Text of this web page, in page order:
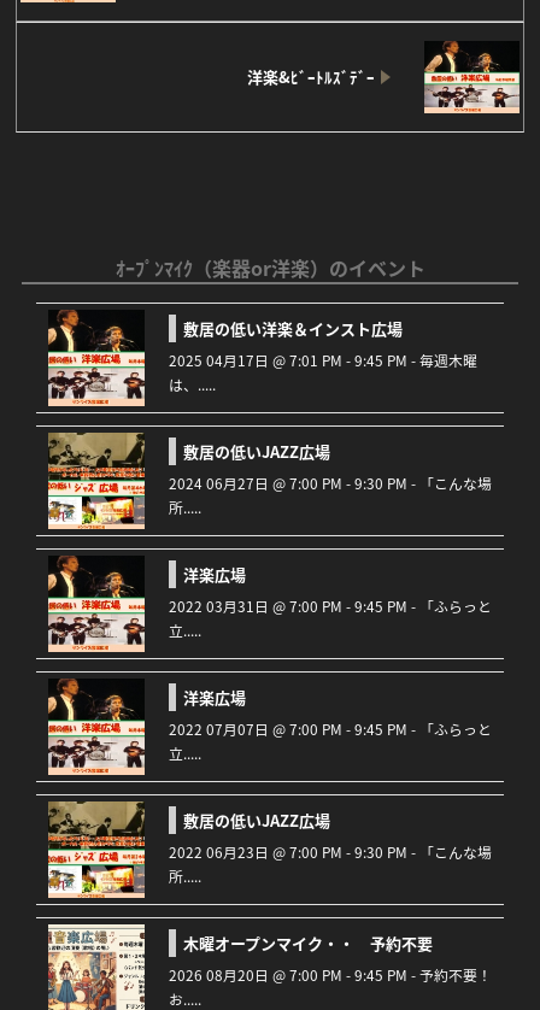
洋楽&ﾋﾞｰﾄﾙｽﾞﾃﾞｰ
ｵｰﾌﾟﾝﾏｲｸ（楽器or洋楽）のイベント
敷居の低い洋楽＆インスト広場
2025 04月17日 @ 7:01 PM - 9:45 PM - 毎週木曜
は、.....
敷居の低いJAZZ広場
2024 06月27日 @ 7:00 PM - 9:30 PM - 「こんな場
所.....
洋楽広場
2022 03月31日 @ 7:00 PM - 9:45 PM - 「ふらっと
立.....
洋楽広場
2022 07月07日 @ 7:00 PM - 9:45 PM - 「ふらっと
立.....
敷居の低いJAZZ広場
2022 06月23日 @ 7:00 PM - 9:30 PM - 「こんな場
所.....
木曜オープンマイク・・ 予約不要
2026 08月20日 @ 7:00 PM - 9:45 PM - 予約不要！
お.....